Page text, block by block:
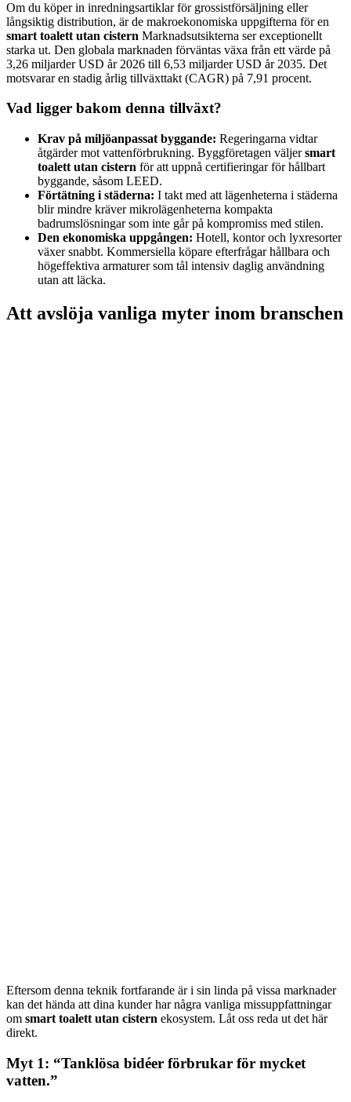
Om du köper in inredningsartiklar för grossistförsäljning eller
långsiktig distribution, är de makroekonomiska uppgifterna för en
smart toalett utan cistern Marknadsutsikterna ser exceptionellt
starka ut. Den globala marknaden förväntas växa från ett värde på
3,26 miljarder USD år 2026 till 6,53 miljarder USD år 2035. Det
motsvarar en stadig årlig tillväxttakt (CAGR) på 7,91 procent.
Vad ligger bakom denna tillväxt?
Krav på miljöanpassat byggande: Regeringarna vidtar
åtgärder mot vattenförbrukning. Byggföretagen väljersmart
toalett utan cistern för att uppnå certifieringar för hållbart
byggande, såsom LEED.
Förtätning i städerna: I takt med att lägenheterna i städerna
blir mindre kräver mikrolägenheterna kompakta
badrumslösningar som inte går på kompromiss med stilen.
Den ekonomiska uppgången: Hotell, kontor och lyxresorter
växer snabbt. Kommersiella köpare efterfrågar hållbara och
högeffektiva armaturer som tål intensiv daglig användning
utan att läcka.
Att avslöja vanliga myter inom branschen
Eftersom denna teknik fortfarande är i sin linda på vissa marknader
kan det hända att dina kunder har några vanliga missuppfattningar
om smart toalett utan cistern ekosystem. Låt oss reda ut det här
direkt.
Myt 1: “Tanklösa bidéer förbrukar för mycket
vatten.”